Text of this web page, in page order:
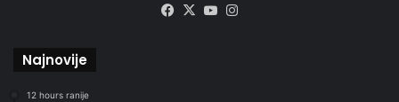
Facebook
X YouTube
Najnovije
12 hours ranije